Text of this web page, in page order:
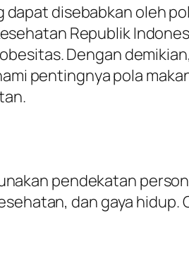
disebabkan oleh
Republik
Dengan
pentingnya pola
pendekatan
dan gaya hidup.